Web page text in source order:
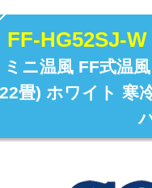
FF-HG52SJ-W
ミニ温風 FF式温
22畳) ホワイト 寒